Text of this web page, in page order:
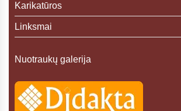
Karikatūros
Linksmai
Nuotraukų galerija